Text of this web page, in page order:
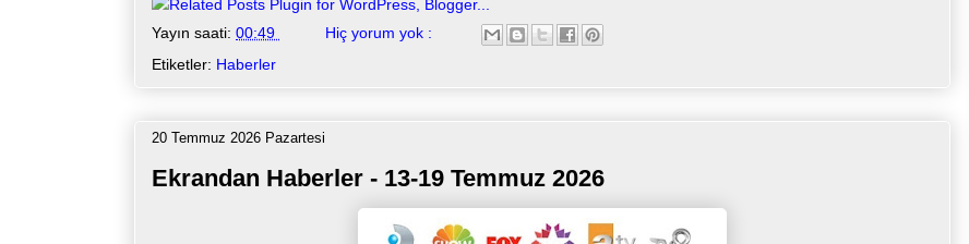
Yayın saati: 00:49
Hiç yorum yok :
Etiketler: Haberler
20 Temmuz 2026 Pazartesi
Ekrandan Haberler - 13-19 Temmuz 2026